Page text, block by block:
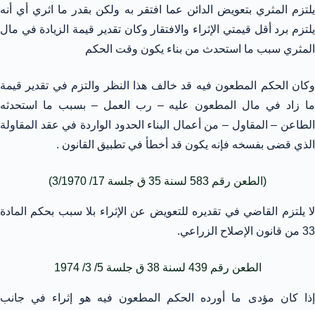
يلتزم المثري بتعويض الدائن عما افتقر به ولكن بقدر ما اثري أي أنه
يلتزم برد أقل قيمتي الإثراء والافتقار وكان تقدير قيمة الزيادة في مال
المثري سبب ما استحدث من بناء يكون وقت الحكم
وكان الحكم المطعون فيه قد خالف هذا النظر والتزم في تقدير قيمة
ما زاد في مال المطعون عليه – رب العمل – بسبب ما استحدثه
الطاعن – المقاول – من أعمال البناء الحدود الواردة في عقد المقاولة
الذي قضى بفسخه فإنه يكون قد أخطأ في تطبيق القانون .
(الطعن رقم 583 لسنة 35 ق جلسة 17/ 3/1970)
لا يلتزم القاضي في تقديره للتعويض عن الإثراء بلا سبب بحكم المادة
33 من قانون الإصلاح الزراعي.
الطعن رقم 439 لسنة 38 ق جلسة 5/ 3/ 1974
إذا كان مؤدى ما أورده الحكم المطعون فيه هو إثراء في جانب